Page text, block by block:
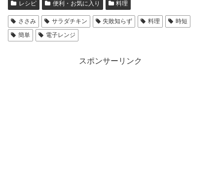
レシピ 便利・お気に入り 料理
ささみ サラダチキン 失敗知らず 料理
時短
簡単
電子レンジ
スポンサーリンク